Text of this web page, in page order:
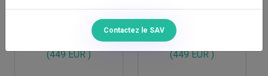
KitchenAid Classic
(449 EUR )
KitchenAid Classic
5K4...
(449 EUR )
Contactez le SAV